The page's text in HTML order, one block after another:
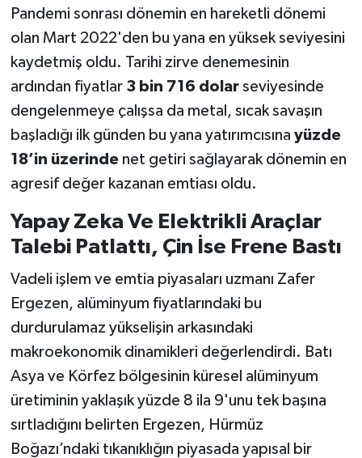
Pandemi sonrası dönemin en hareketli dönemi
olan Mart 2022'den bu yana en yüksek seviyesini
kaydetmiş oldu. Tarihi zirve denemesinin
ardından fiyatlar 3 bin 716 dolarseviyesinde
dengelenmeye çalışsa da metal, sıcak savaşın
başladığı ilk günden bu yana yatırımcısına yüzde
18’in üzerindenet getiri sağlayarak dönemin en
agresif değer kazanan emtiası oldu.
Yapay Zeka Ve Elektrikli Araçlar
Talebi Patlattı, Çin İse Frene Bastı
Vadeli işlem ve emtia piyasaları uzmanı Zafer
Ergezen, alüminyum fiyatlarındaki bu
durdurulamaz yükselişin arkasındaki
makroekonomik dinamikleri değerlendirdi. Batı
Asya ve Körfez bölgesinin küresel alüminyum
üretiminin yaklaşık yüzde 8 ila 9'unu tek başına
sırtladığını belirten Ergezen, Hürmüz
Boğazı’ndaki tıkanıklığın piyasada yapısal bir